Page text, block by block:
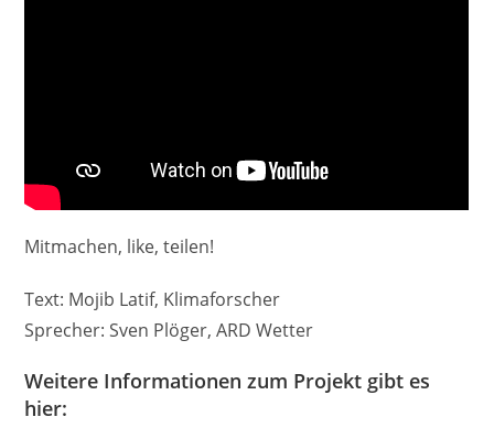
Mitmachen, like, teilen!
Text: Mojib Latif, Klimaforscher
Sprecher: Sven Plöger, ARD Wetter
Weitere Informationen zum Projekt gibt es
hier: